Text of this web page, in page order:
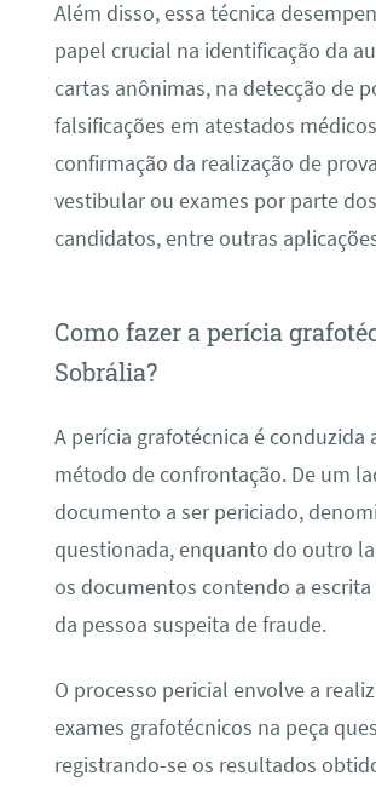
Além disso, essa técnica
papel crucial na identificação da
cartas anônimas, na detecção de
falsificações em atestados
confirmação da realização de
vestibular ou exames por parte dos
candidatos, entre outras
Como fazer a perícia
Sobrália?
A perícia grafotécnica é conduzida
método de confrontação. De um
documento a ser periciado,
questionada, enquanto do outro
os documentos contendo a
da pessoa suspeita de fraude.
O processo pericial envolve a
exames grafotécnicos na peça
registrando-se os resultados